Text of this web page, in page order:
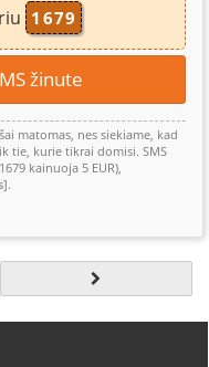
1679
žinute
matomas, nes siekiame, kad
tie, kurie tikrai domisi. SMS
kainuoja 5 EUR),
].